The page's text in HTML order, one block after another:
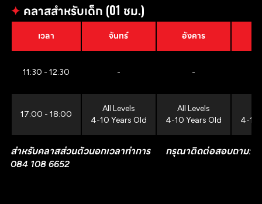
✦ คลาสสำหรับเด็ก (01 ชม.)
เวลา จันทร์ อังคาร
11:30 - 12:30 - -
17:00 - 18:00
All Levels
4-10 Years Old
All Levels
4-10 Years Old
4-10
สำหรับคลาสส่วนตัวนอกเวลาทำการ กรุณาติดต่อสอบถาม:
084 108 6652